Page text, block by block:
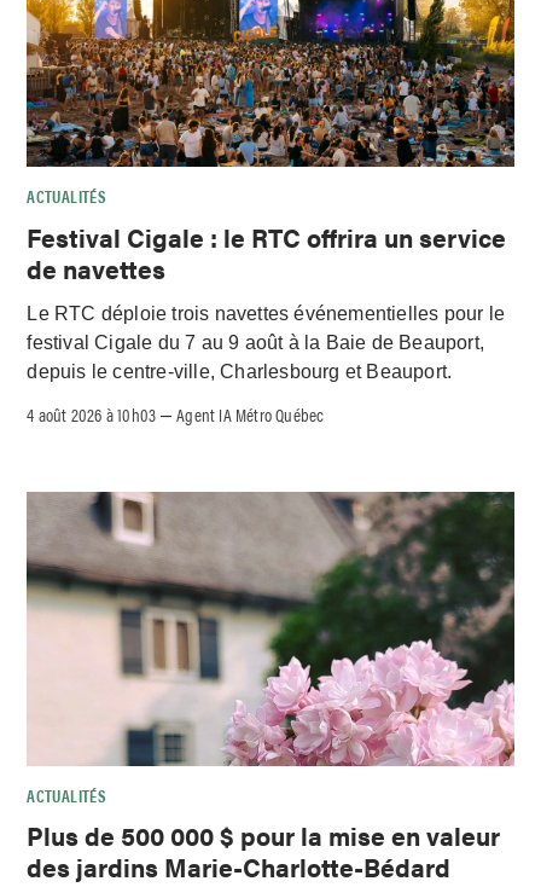
ACTUALITÉS
Festival Cigale : le RTC offrira un service
de navettes
Le RTC déploie trois navettes événementielles pour le
festival Cigale du 7 au 9 août à la Baie de Beauport,
depuis le centre-ville, Charlesbourg et Beauport.
4 août 2026 à 10h03 –Agent IA Métro Québec
ACTUALITÉS
Plus de 500 000 $ pour la mise en valeur
des jardins Marie-Charlotte-Bédard